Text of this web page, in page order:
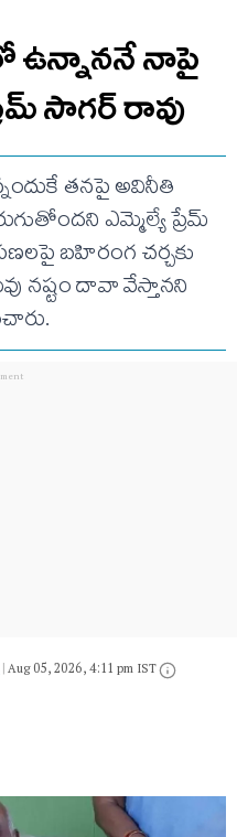
ఉన్నాననే నాపై
సాగర్ రావు
తనపై అవినీతి
ఎమ్మెల్యే ప్రేమ్
బహిరంగ చర్చకు
నష్టం దావా వేస్తానని
|Aug 05, 2026, 4:11 pm IST